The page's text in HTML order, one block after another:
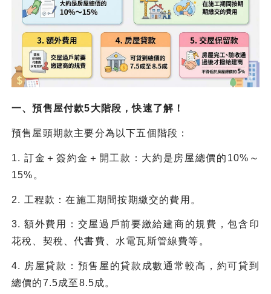
一、預售屋付款5大階段，快速了解！
預售屋頭期款主要分為以下五個階段：
1. 訂金＋簽約金＋開工款：大約是房屋總價的10%～
15%。
2. 工程款：在施工期間按期繳交的費用。
3. 額外費用：交屋過戶前要繳給建商的規費，包含印
花稅、契稅、代書費、水電瓦斯管線費等。
4. 房屋貸款：預售屋的貸款成數通常較高，約可貸到
總價的7.5成至8.5成。